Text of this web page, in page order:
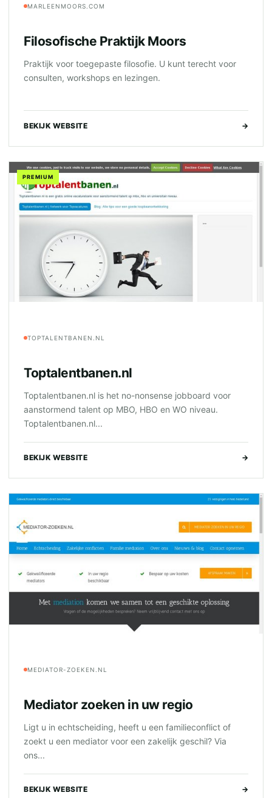
MARLEENMOORS.COM
Filosofische Praktijk Moors
Praktijk voor toegepaste filosofie. U kunt terecht voor
consulten, workshops en lezingen.
BEKIJK WEBSITE →
PREMIUM
TOPTALENTBANEN.NL
Toptalentbanen.nl
Toptalentbanen.nl is het no-nonsense jobboard voor
aanstormend talent op MBO, HBO en WO niveau.
Toptalentbanen.nl...
BEKIJK WEBSITE →
MEDIATOR-ZOEKEN.NL
Mediator zoeken in uw regio
Ligt u in echtscheiding, heeft u een familieconflict of
zoekt u een mediator voor een zakelijk geschil? Via
ons...
BEKIJK WEBSITE →